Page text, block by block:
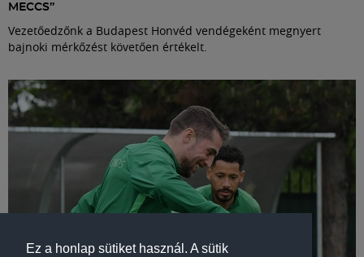
Ez a honlap sütiket használ. A sütik
MECCS”
Vezetőedzőnk a Budapest Honvéd vendégeként megnyert
bajnoki mérkőzést követően értékelt.